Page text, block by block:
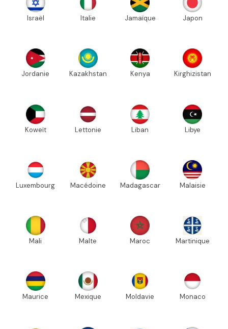
Israël Italie Jamaïque Japon
Jordanie Kazakhstan Kenya Kirghizistan
Koweït Lettonie Liban Libye
Luxembourg Macédoine Madagascar Malaisie
Mali Malte Maroc Martinique
Maurice Mexique Moldavie Monaco